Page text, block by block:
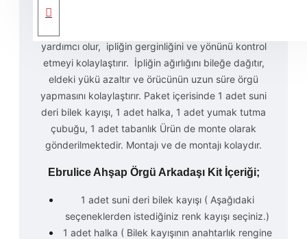
yardımcı olur, ipliğin gerginliğini ve yönünü kontrol
etmeyi kolaylaştırır. İpliğin ağırlığını bileğe dağıtır,
eldeki yükü azaltır ve örücünün uzun süre örgü
yapmasını kolaylaştırır. Paket içerisinde 1 adet suni
deri bilek kayışı, 1 adet halka, 1 adet yumak tutma
çubuğu, 1 adet tabanlık Ürün de monte olarak
gönderilmektedir. Montajı ve de montajı kolaydır.
Ebrulice Ahşap Örgü Arkadaşı Kit İçeriği;
1 adet suni deri bilek kayışı ( Aşağıdaki
seçeneklerden istediğiniz renk kayışı seçiniz.)
1 adet halka ( Bilek kayışının anahtarlık rengine